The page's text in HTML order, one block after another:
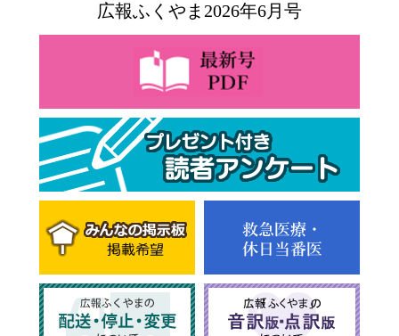
広報ふくやま2026年6月号